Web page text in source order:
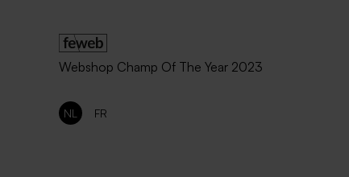
Webshop Champ Of The Year 2023
NL FR